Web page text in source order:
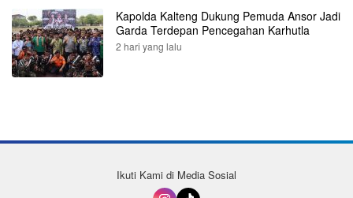
Kapolda Kalteng Dukung Pemuda Ansor Jadi
Garda Terdepan Pencegahan Karhutla
2 hari yang lalu
Ikuti Kami di Media Sosial